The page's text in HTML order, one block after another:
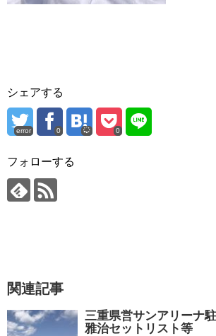
シェアする
error 0 0
フォローする
関連記事
三重県営サンアリーナ
雅治セットリスト等